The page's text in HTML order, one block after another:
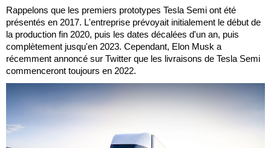
Rappelons que les premiers prototypes Tesla Semi ont été
présentés en 2017. L'entreprise prévoyait initialement le début de
la production fin 2020, puis les dates décalées d'un an, puis
complètement jusqu'en 2023. Cependant, Elon Musk a
récemment annoncé sur Twitter que les livraisons de Tesla Semi
commenceront toujours en 2022.